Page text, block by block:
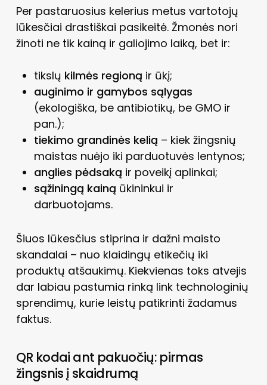
Per pastaruosius kelerius metus vartotojų
lūkesčiai drastiškai pasikeitė. Žmonės nori
žinoti ne tik kainą ir galiojimo laiką, bet ir:
tikslų kilmės regioną ir ūkį;
auginimo ir gamybos sąlygas
(ekologiška, be antibiotikų, be GMO ir
pan.);
tiekimo grandinės kelią – kiek žingsnių
maistas nuėjo iki parduotuvės lentynos;
anglies pėdsaką ir poveikį aplinkai;
sąžiningą kainą ūkininkui ir
darbuotojams.
Šiuos lūkesčius stiprina ir dažni maisto
skandalai – nuo klaidingų etikečių iki
produktų atšaukimų. Kiekvienas toks atvejis
dar labiau pastumia rinką link technologinių
sprendimų, kurie leistų patikrinti žadamus
faktus.
QR kodai ant pakuočių: pirmas
žingsnis į skaidrumą